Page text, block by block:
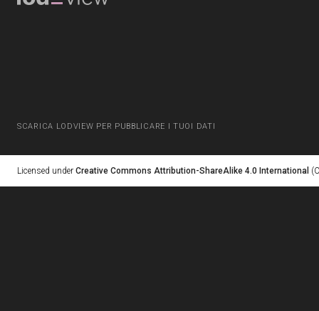
SCARICA LODVIEW PER PUBBLICARE I TUOI DATI
Licensed under Creative Commons Attribution-ShareAlike 4.0 International